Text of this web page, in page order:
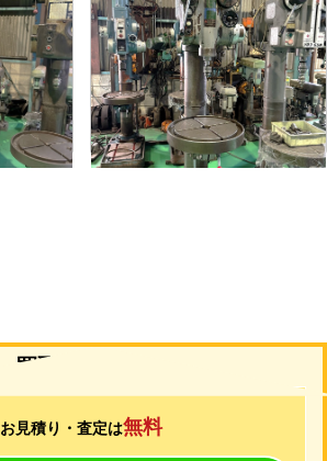
直立ボール盤
メーカー 吉田
形 式YUD-600
年 式-
買取について
お見積り・査定は無料